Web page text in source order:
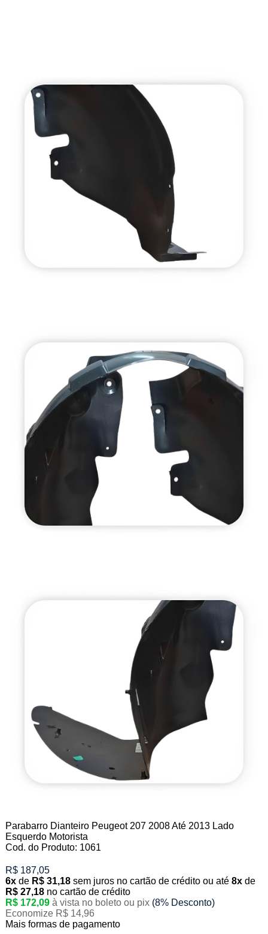
Parabarro Dianteiro Peugeot 207 2008 Até 2013 Lado
Esquerdo Motorista
Cod. do Produto: 1061
R$ 187,05
6xde R$ 31,18 sem juros no cartão de crédito ou até 8xde
R$ 27,18no cartão de crédito
R$ 172,09 à vista no boleto ou pix (8% Desconto)
Economize R$ 14,96
Mais formas de pagamento